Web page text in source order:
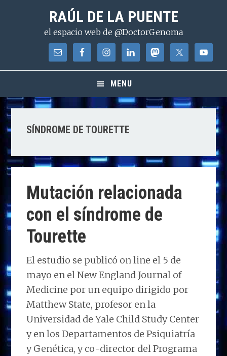
contenido
RAÚL DE LA PUENTE
el espacio web de @DoctorGenoma
MENU
SÍNDROME DE TOURETTE
Mutación relacionada
con el síndrome de
Tourette
El estudio se publicó on line el 5 de
mayo en el New England Journal of
Medicine por un equipo dirigido por
Matthew State, profesor en la
Universidad de Yale Child Study Center
y en los Departamentos de Psiquiatría
y Genética, y co-director del Programa